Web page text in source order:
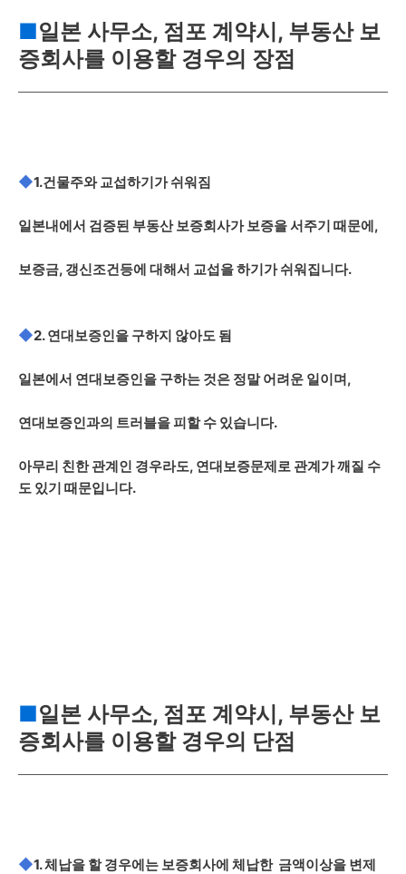
■일본 사무소, 점포 계약시, 부동산 보
증회사를 이용할 경우의 장점
◆1.건물주와 교섭하기가 쉬워짐
일본내에서 검증된 부동산 보증회사가 보증을 서주기 때문에,
보증금, 갱신조건등에 대해서 교섭을 하기가 쉬워집니다.
◆2. 연대보증인을 구하지 않아도 됨
일본에서 연대보증인을 구하는 것은 정말 어려운 일이며,
연대보증인과의 트러블을 피할 수 있습니다.
아무리 친한 관계인 경우라도, 연대보증문제로 관계가 깨질 수
도 있기 때문입니다.
■일본 사무소, 점포 계약시, 부동산 보
증회사를 이용할 경우의 단점
◆1. 체납을 할 경우에는 보증회사에 체납한 금액이상을 변제